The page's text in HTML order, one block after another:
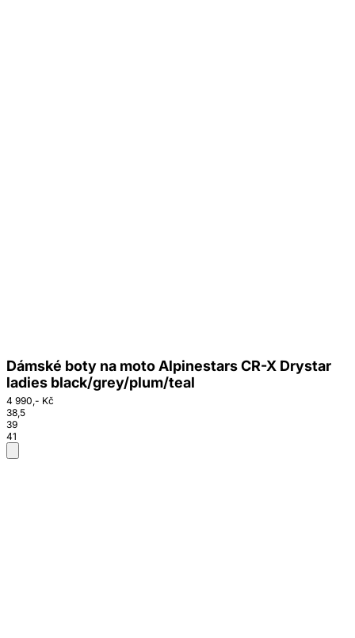
Dámské boty na moto Alpinestars CR-X Drystar
ladies black/grey/plum/teal
4 990,- Kč
38,5
39
41